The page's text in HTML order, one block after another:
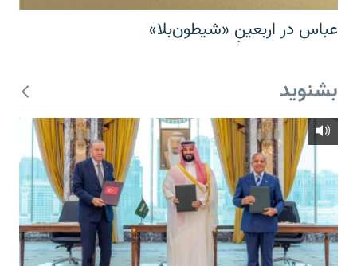
عباس در اربعینِ «شیطون‌بلا»
بشنوید